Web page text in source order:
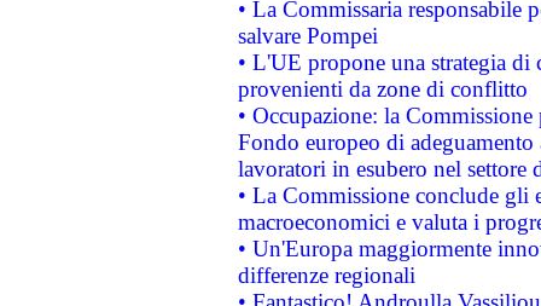
• La Commissaria responsabile
salvare Pompei
• L'UE propone una strategia
provenienti da zone di conflitto
• Occupazione: la
Fondo europeo di
lavoratori in esubero nel
• La Commissione conclude
macroeconomici e valuta i
• Un'Europa maggiormente
differenze regionali